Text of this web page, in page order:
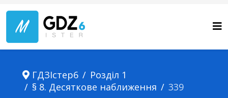
ГДЗІстер6
Розділ 1
§ 8. Десяткове наближення
339